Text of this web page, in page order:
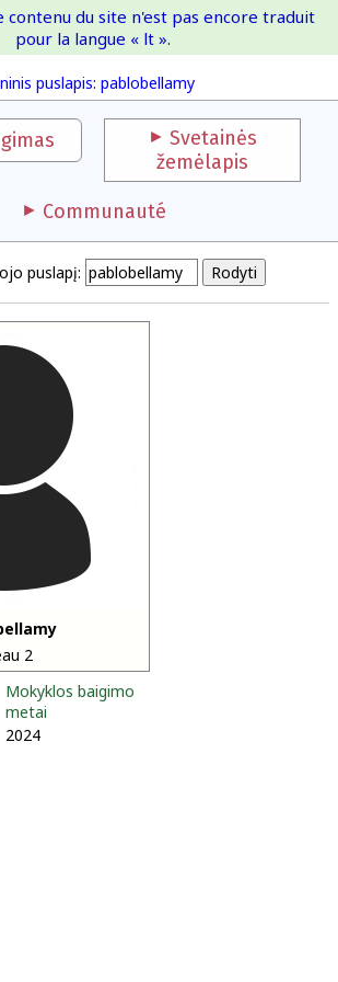
France-IOI
puslapis: pablobellamy
du site n'est pas encore traduit
pour la langue « lt ».
Svetainės
žemėlapis
Communauté
puslapį:
2
Mokyklos baigimo
metai
2024